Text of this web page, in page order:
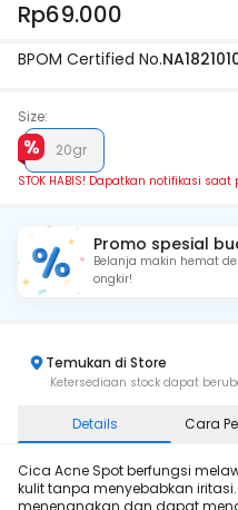
Rp69.000
BPOM Certified No.
Size:
20gr
STOK HABIS! Dapatkan notifikasi
Promo spesial
Belanja makin hemat
ongkir!
Temukan di Store
Ketersediaan stock dapat
Details Cara
Cica Acne Spot berfungsi
kulit tanpa menyebabkan
menenangkan dan dapat